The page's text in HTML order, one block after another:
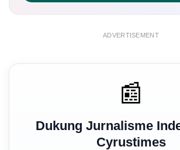
ADVERTISEMENT
📰
Dukung Jurnalisme
Cyrustimes